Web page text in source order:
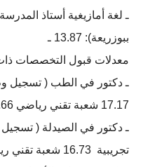
ـ لغة أمازيغية أستاذ المدرسة
ببوزريعة): 13.87 ـ
معدلات قبول التخصصات
17.17 شعبة تقني رياضي 16.66 شعبة رياضيات
تجريبية 16.73 شعبة تقني رياضي 15.24 رياضيات